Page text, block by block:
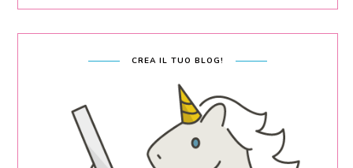
CREA IL TUO BLOG!